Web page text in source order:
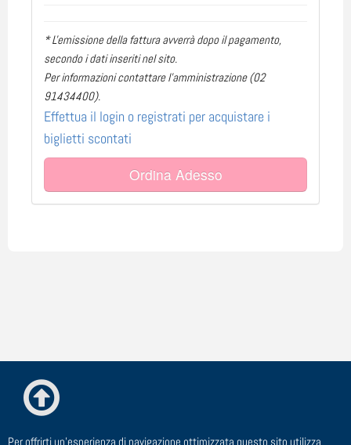
* L'emissione della fattura avverrà dopo il pagamento,
secondo i dati inseriti nel sito.
Per informazioni contattare l'amministrazione (02
91434400).
Effettua il login o registrati per acquistare i
biglietti scontati
Ordina Adesso
Per offrirti un'esperienza di navigazione ottimizzata questo sito utilizza